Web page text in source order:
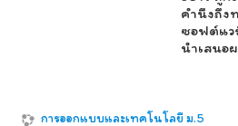
คำนึงถึ
ซอฟต์แว
นำเสนอ
การออกแบบและเทคโนโลยี ม.5